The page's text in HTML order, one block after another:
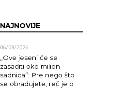
NAJNOVIJE
06/08/2026
„Ove jeseni će se
zasaditi oko milion
sadnica”: Pre nego što
se obradujete, reč je o